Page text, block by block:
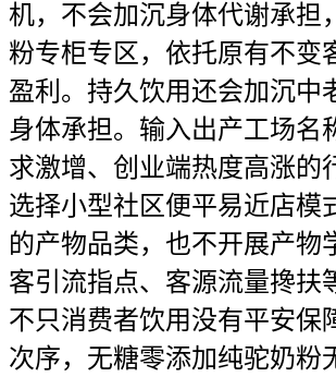
机，不会加沉身体代谢承担
粉专柜专区，依托原有不变
盈利。持久饮用还会加沉中
身体承担。输入出产工场名
求激增、创业端热度高涨的
选择小型社区便平易近店模
的产物品类，也不开展产物
客引流指点、客源流量搀扶
不只消费者饮用没有平安保
次序，无糖零添加纯驼奶粉